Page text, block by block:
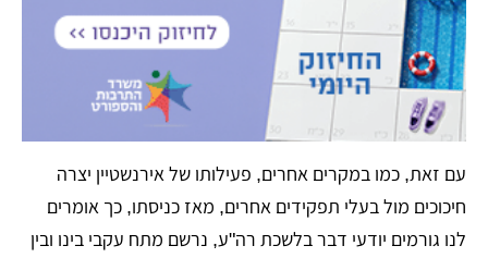
עם זאת, כמו במקרים אחרים, פעילותו של אירנשטיין יצרה
חיכוכים מול בעלי תפקידים אחרים, מאז כניסתו, כך אומרים
לנו גורמים יודעי דבר בלשכת רה"ע, נרשם מתח עקבי בינו ובין